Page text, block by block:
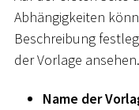
Abhängigkeiten
Beschreibung
der Vorlage ansehen.
Name der